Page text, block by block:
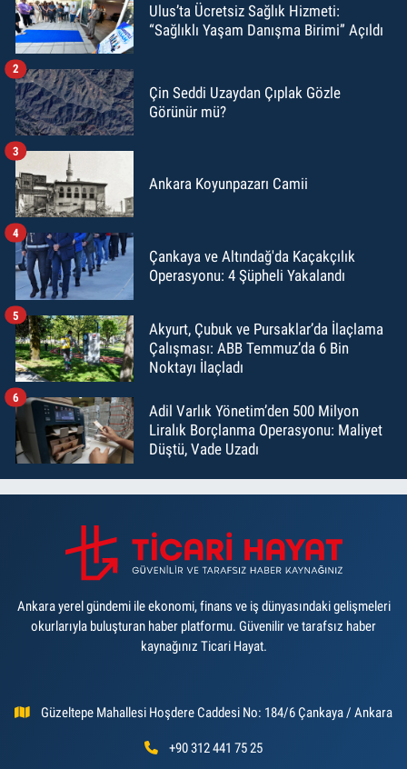
Ulus’ta Ücretsiz Sağlık Hizmeti:
“Sağlıklı Yaşam Danışma Birimi” Açıldı
Çin Seddi Uzaydan Çıplak Gözle
Görünür mü?
2
Ankara Koyunpazarı Camii
3
Çankaya ve Altındağ'da Kaçakçılık
Operasyonu: 4 Şüpheli Yakalandı
4
Akyurt, Çubuk ve Pursaklar’da İlaçlama
Çalışması: ABB Temmuz’da 6 Bin
Noktayı İlaçladı
5
Adil Varlık Yönetim’den 500 Milyon
Liralık Borçlanma Operasyonu: Maliyet
Düştü, Vade Uzadı
6
Ankara yerel gündemi ile ekonomi, finans ve iş dünyasındaki gelişmeleri
okurlarıyla buluşturan haber platformu. Güvenilir ve tarafsız haber
kaynağınız Ticari Hayat.
Güzeltepe Mahallesi Hoşdere Caddesi No: 184/6 Çankaya / Ankara
+90 312 441 75 25